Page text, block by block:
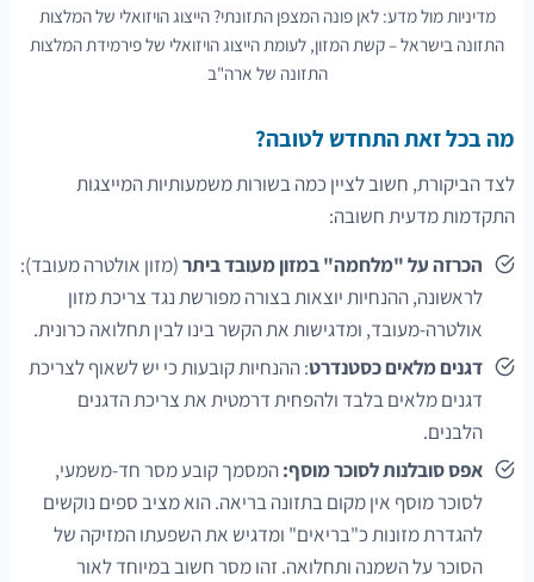
מדיניות מול מדע: לאן פונה המצפן התזונתי? הייצוג הויזואלי של המלצות
התזונה בישראל – קשת המזון, לעומת הייצוג הויזואלי של פירמידת המלצות
התזונה של ארה"ב
מה בכל זאת התחדש לטובה?
לצד הביקורת, חשוב לציין כמה בשורות משמעותיות המייצגות
התקדמות מדעית חשובה:
הכרזה על "מלחמה" במזון מעובד ביתר(מזון אולטרה מעובד):
לראשונה, ההנחיות יוצאות בצורה מפורשת נגד צריכת מזון
אולטרה-מעובד, ומדגישות את הקשר בינו לבין תחלואה כרונית.
דגנים מלאים כסטנדרט: ההנחיות קובעות כי יש לשאוף לצריכת
דגנים מלאים בלבד ולהפחית דרמטית את צריכת הדגנים
הלבנים.
אפס סובלנות לסוכר מוסף:המסמך קובע מסר חד-משמעי,
לסוכר מוסף אין מקום בתזונה בריאה. הוא מציב ספים נוקשים
להגדרת מזונות כ"בריאים" ומדגיש את השפעתו המזיקה של
הסוכר על השמנה ותחלואה. זהו מסר חשוב במיוחד לאור